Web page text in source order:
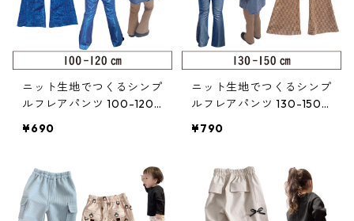
ニット生地でつくるシンプ
ルフレアパンツ 100-120
¥690
ニット生地でつくるシンプ
ルフレアパンツ 130-150
¥790